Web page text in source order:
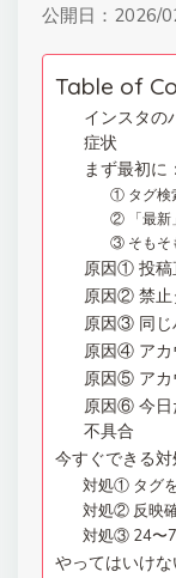
公開日： 2026/
Table of
インスタの
症状
まず最初に
① タグ検
② 「最新
③ そもそ
原因① 投稿
原因② 禁止
原因③ 同じ
原因④ アカ
原因⑤ アカ
原因⑥ 今日
不具合
今すぐできる
対処① タグ
対処② 反映
対処③ 24〜
やってはいけ